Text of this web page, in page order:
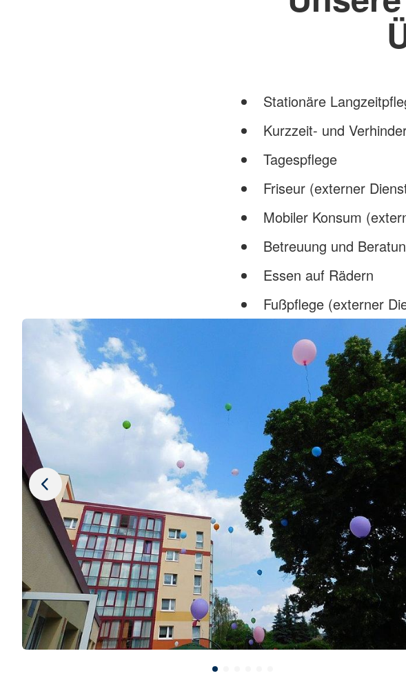
Stationäre
Kurzzeit- und
Tagespflege
Friseur (externer
Mobiler Konsum
Betreuung und
Essen auf Rädern
Fußpflege (externer